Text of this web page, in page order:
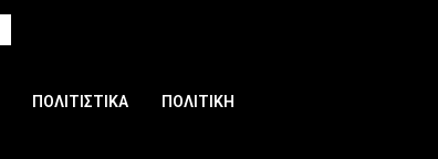
ΠΟΛΙΤΙΣΤΙΚΑ ΠΟΛΙΤΙΚΗ